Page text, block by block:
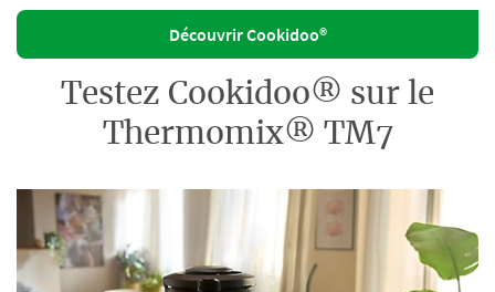
Découvrir Cookidoo®
Testez Cookidoo® sur le
Thermomix® TM7